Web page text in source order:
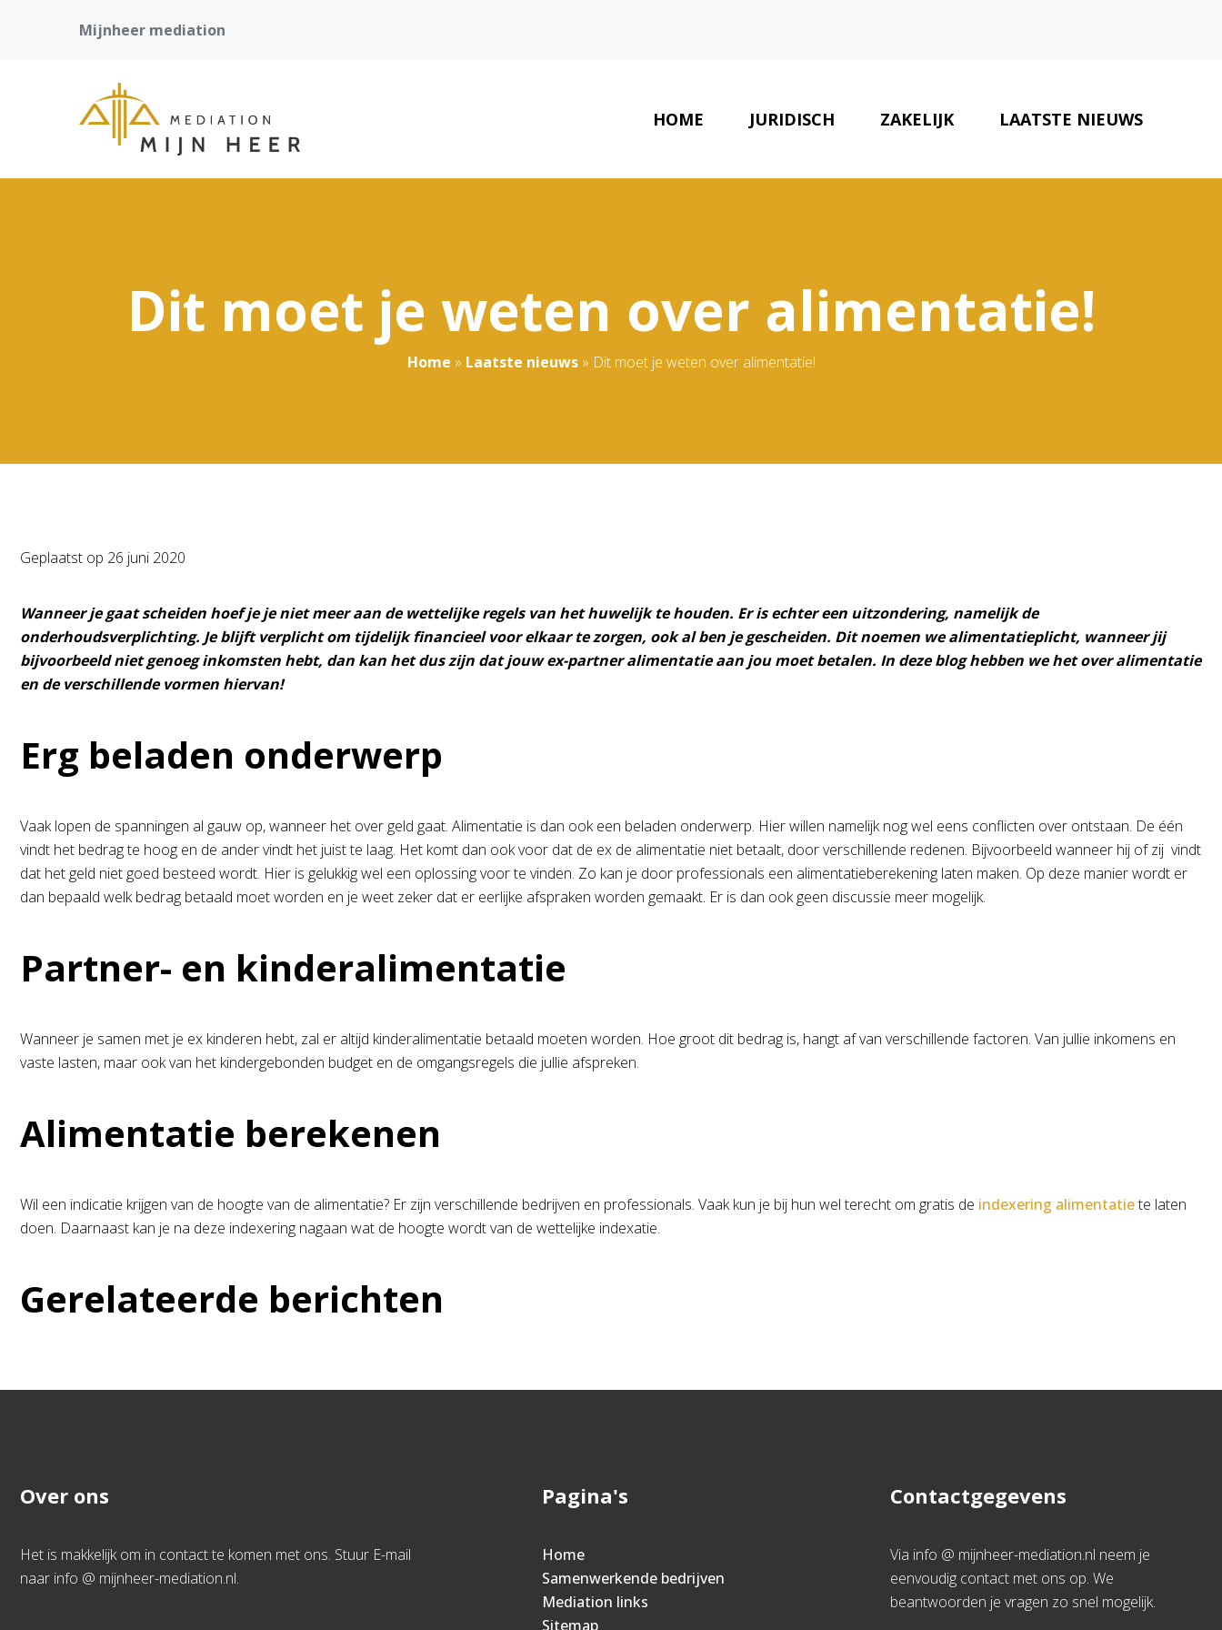
Mijnheer mediation
HOME JURIDISCH ZAKELIJK LAATSTE NIEUWS
Dit moet je weten over alimentatie!
Home » Laatste nieuws» Dit moet je weten over alimentatie!
Geplaatst op 26 juni 2020
Wanneer je gaat scheiden hoef je je niet meer aan de wettelijke regels van het huwelijk te houden. Er is echter een uitzondering, namelijk de
onderhoudsverplichting. Je blijft verplicht om tijdelijk financieel voor elkaar te zorgen, ook al ben je gescheiden. Dit noemen we alimentatieplicht, wanneer jij
bijvoorbeeld niet genoeg inkomsten hebt, dan kan het dus zijn dat jouw ex-partner alimentatie aan jou moet betalen. In deze blog hebben we het over alimentatie
en de verschillende vormen hiervan!
Erg beladen onderwerp
Vaak lopen de spanningen al gauw op, wanneer het over geld gaat. Alimentatie is dan ook een beladen onderwerp. Hier willen namelijk nog wel eens conflicten over ontstaan. De één
vindt het bedrag te hoog en de ander vindt het juist te laag. Het komt dan ook voor dat de ex de alimentatie niet betaalt, door verschillende redenen. Bijvoorbeeld wanneer hij of zij vindt
dat het geld niet goed besteed wordt. Hier is gelukkig wel een oplossing voor te vinden. Zo kan je door professionals een alimentatieberekening laten maken. Op deze manier wordt er
dan bepaald welk bedrag betaald moet worden en je weet zeker dat er eerlijke afspraken worden gemaakt. Er is dan ook geen discussie meer mogelijk.
Partner- en kinderalimentatie
Wanneer je samen met je ex kinderen hebt, zal er altijd kinderalimentatie betaald moeten worden. Hoe groot dit bedrag is, hangt af van verschillende factoren. Van jullie inkomens en
vaste lasten, maar ook van het kindergebonden budget en de omgangsregels die jullie afspreken.
Alimentatie berekenen
Wil een indicatie krijgen van de hoogte van de alimentatie? Er zijn verschillende bedrijven en professionals. Vaak kun je bij hun wel terecht om gratis de indexering alimentatiete laten
doen. Daarnaast kan je na deze indexering nagaan wat de hoogte wordt van de wettelijke indexatie.
Gerelateerde berichten
Over ons
Het is makkelijk om in contact te komen met ons. Stuur E-mail
naar info @ mijnheer-mediation.nl.
Pagina's
Home
Samenwerkende bedrijven
Mediation links
Sitemap
Contactgegevens
Via info @ mijnheer-mediation.nl neem je
eenvoudig contact met ons op. We
beantwoorden je vragen zo snel mogelijk.